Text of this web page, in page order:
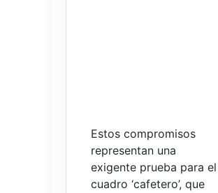
Estos compromisos
representan una
exigente prueba para el
cuadro ‘cafetero’, que